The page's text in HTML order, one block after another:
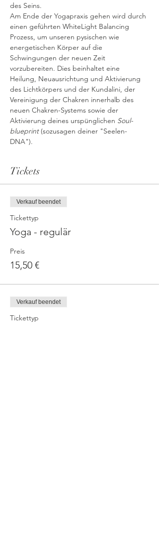
des Seins.
Am Ende der Yogapraxis gehen wird durch
einen geführten WhiteLight Balancing
Prozess, um unseren pysischen wie
energetischen Körper auf die
Schwingungen der neuen Zeit
vorzubereiten. Dies beinhaltet eine
Heilung, Neuausrichtung und Aktivierung
des Lichtkörpers und der Kundalini, der
Vereinigung der Chakren innerhalb des
neuen Chakren-Systems sowie der
Aktivierung deines urspünglichen Soul-
blueprint (sozusagen deiner "Seelen-
DNA").
Tickets
Verkauf beendet
Tickettyp
Yoga - regulär
Preis
15,50 €
Verkauf beendet
Tickettyp